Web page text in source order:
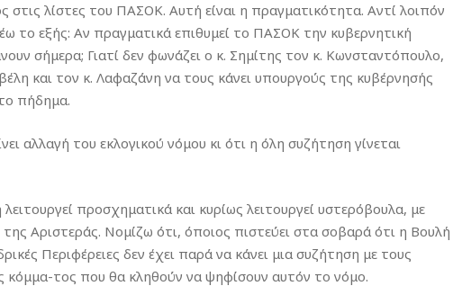
λίστες του ΠΑΣΟΚ. Αυτή είναι η πραγματικότητα. Αντί λοιπόν
το εξής: Αν πραγματικά επιθυμεί το ΠΑΣΟΚ την κυβερνητική
σήμερα; Γιατί δεν φωνάζει ο κ. Σημίτης τον κ. Κωνσταντόπουλο,
και τον κ. Λαφαζάνη να τους κάνει υπουργούς της κυβέρνησής
πήδημα.
αλλαγή του εκλογικού νόμου κι ότι η όλη συζήτηση γίνεται
προσχηματικά και κυρίως λειτουργεί υστερόβουλα, με
Αριστεράς. Νομίζω ότι, όποιος πιστεύει στα σοβαρά ότι η Βουλή
Περιφέρειες δεν έχει παρά να κάνει μια συζήτηση με τους
κόμμα-τος που θα κληθούν να ψηφίσουν αυτόν το νόμο.